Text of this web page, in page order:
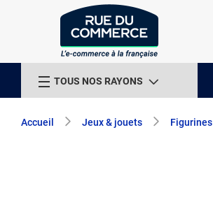
TOUS NOS RAYONS
Accueil Jeux & jouets Figurines